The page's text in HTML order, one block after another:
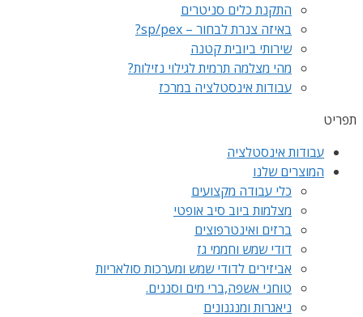
התקנת כלים סניטרים
באיזה צנרת לבחור – sp/pex?
שירותי ביובית קטנה
מהי מצלמה תרמית לגילוי נזילות?
עבודות אינסטלציה במרכז
תפריט
עבודות אינסטלציה
המוצרים שלנו
כלי עבודה מקצועים
מצלמות ביוב סיב אופטי
ברזים ואינטרפוצים
דודי שמש וחממי גז
אביזירים לדודי שמש ומערכות סולאריות
טוחני אשפה,ברי מים וסננים.
ניאגרות ומנגנונים